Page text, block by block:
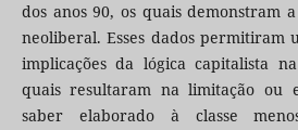
dos anos 90, os quais demonstram
neoliberal. Esses dados permitiram
implicações da lógica capitalista
quais resultaram na limitação ou
saber elaborado à classe